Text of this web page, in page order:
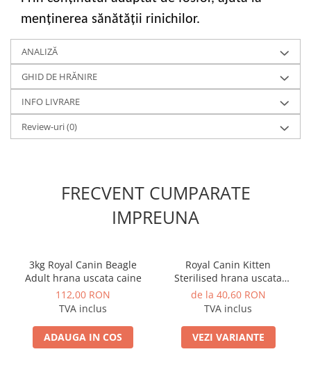
menținerea sănătății rinichilor.
ANALIZĂ
GHID DE HRĂNIRE
INFO LIVRARE
Review-uri(0)
FRECVENT CUMPARATE
IMPREUNA
3kg Royal Canin Beagle
Adult hrana uscata caine
112,00 RON
TVA inclus
ADAUGA IN COS
Royal Canin Kitten
Sterilised hrana uscata
pisica sterilizata junior 400g
de la 40,60 RON
TVA inclus
VEZI VARIANTE